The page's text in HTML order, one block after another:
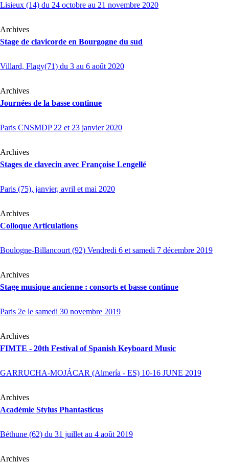
Lisieux (14) du 24 octobre au 21 novembre 2020
Archives
Stage de clavicorde en Bourgogne du sud
Villard, Flagy(71) du 3 au 6 août 2020
Archives
Journées de la basse continue
Paris CNSMDP 22 et 23 janvier 2020
Archives
Stages de clavecin avec Françoise Lengellé
Paris (75), janvier, avril et mai 2020
Archives
Colloque Articulations
Boulogne-Billancourt (92) Vendredi 6 et samedi 7 décembre 2019
Archives
Stage musique ancienne : consorts et basse continue
Paris 2e le samedi 30 novembre 2019
Archives
FIMTE - 20th Festival of Spanish Keyboard Music
GARRUCHA-MOJÁCAR (Almería - ES) 10-16 JUNE 2019
Archives
Académie Stylus Phantasticus
Béthune (62) du 31 juillet au 4 août 2019
Archives